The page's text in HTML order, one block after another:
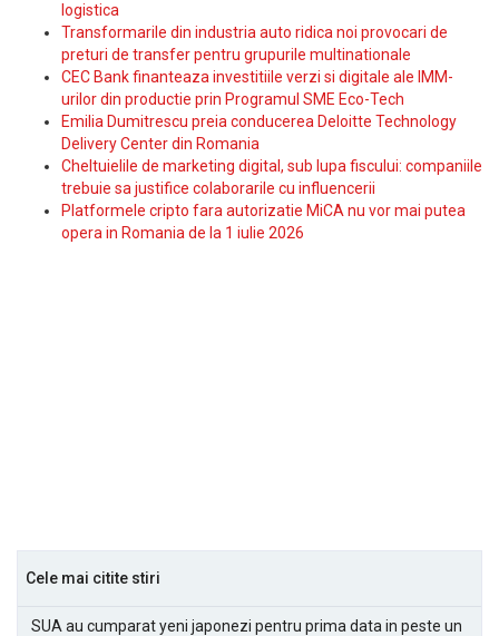
logistica
Transformarile din industria auto ridica noi provocari de
preturi de transfer pentru grupurile multinationale
CEC Bank finanteaza investitiile verzi si digitale ale IMM-
urilor din productie prin Programul SME Eco-Tech
Emilia Dumitrescu preia conducerea Deloitte Technology
Delivery Center din Romania
Cheltuielile de marketing digital, sub lupa fiscului: companiile
trebuie sa justifice colaborarile cu influencerii
Platformele cripto fara autorizatie MiCA nu vor mai putea
opera in Romania de la 1 iulie 2026
Cele mai citite stiri
SUA au cumparat yeni japonezi pentru prima data in peste un